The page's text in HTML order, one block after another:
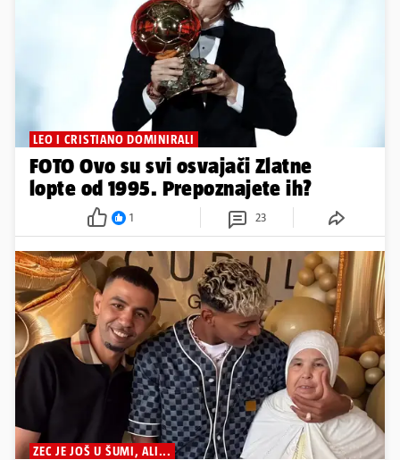
LEO I CRISTIANO DOMINIRALI
FOTO Ovo su svi osvajači Zlatne
lopte od 1995. Prepoznajete ih?
1 23
ZEC JE JOŠ U ŠUMI, ALI...